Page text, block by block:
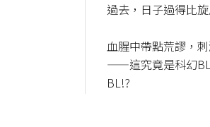
過去，日子過得比
血腥中帶點荒謬，
——這究竟是科幻
BL!?